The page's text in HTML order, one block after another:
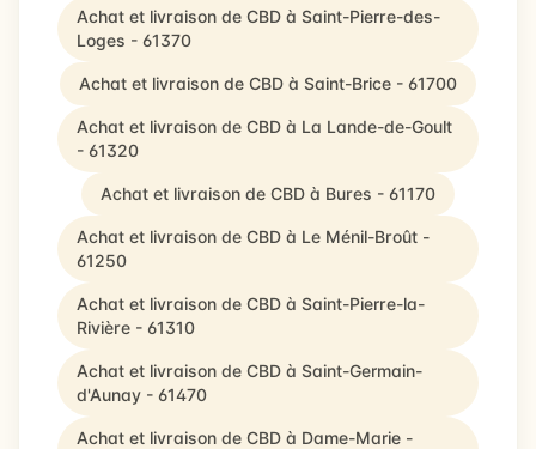
Achat et livraison de CBD à Saint-Pierre-des-
Loges - 61370
Achat et livraison de CBD à Saint-Brice - 61700
Achat et livraison de CBD à La Lande-de-Goult
- 61320
Achat et livraison de CBD à Bures - 61170
Achat et livraison de CBD à Le Ménil-Broût -
61250
Achat et livraison de CBD à Saint-Pierre-la-
Rivière - 61310
Achat et livraison de CBD à Saint-Germain-
d'Aunay - 61470
Achat et livraison de CBD à Dame-Marie -